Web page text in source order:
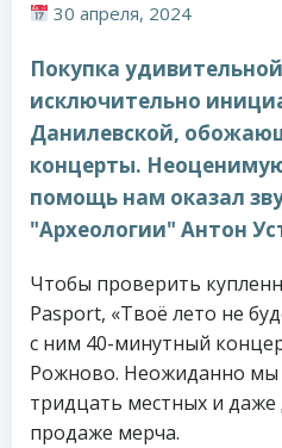
30 апреля, 2024
Покупка
исключительно
Данилевской,
концерты.
помощь нам оказал
"Археологии" Антон
Чтобы проверить
Pasport, «Твоё лето не
с ним 40-минутный
Рожново. Неожиданно мы
тридцать местных и даже
продаже мерча.